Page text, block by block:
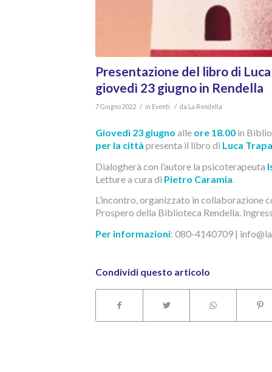
Presentazione del libro di
giovedì 23 giugno in Rendella
7 Giugno 2022 / in Eventi / da La Rendella
Giovedì 23 giugno alle ore 18.00 in
per la città presenta il libro di Luca
Dialogherà con l’autore la psicoterapeuta
Letture a cura di Pietro Caramia.
L’incontro, organizzato in collaborazione
Prospero della Biblioteca Rendella.
Per informazioni: 080-4140709 |
Condividi questo articolo